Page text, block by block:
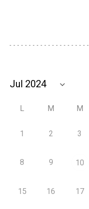
L M M
1 2 3
8 9 10
15 16 17